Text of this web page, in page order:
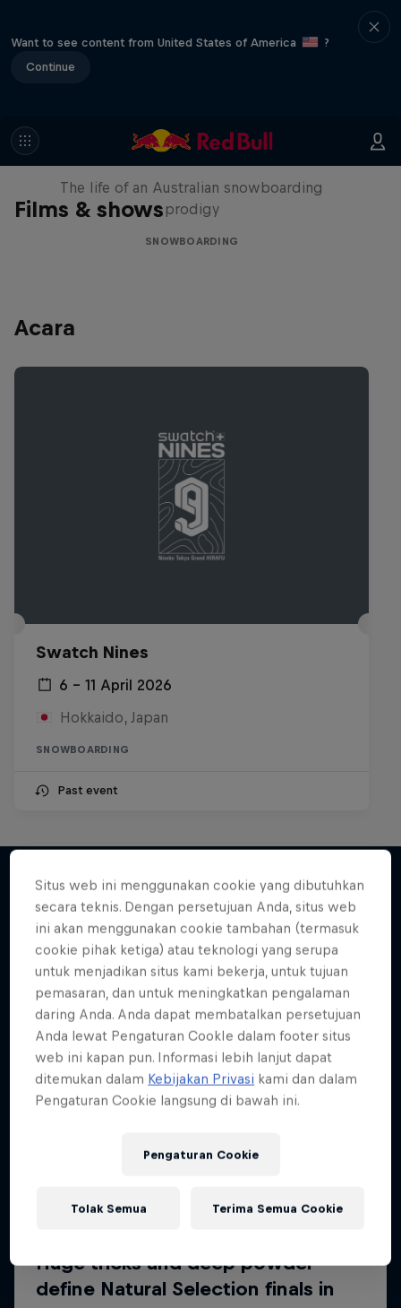
Want to see content from United States of America
?
Continue
Films & shows
Volare: Valentino Guseli
The life of an Australian snowboarding
prodigy
SNOWBOARDING
Acara
Swatch Nines
6 – 11 April 2026
Hokkaido, Japan
SNOWBOARDING
Past event
Lebih banyak seperti ini
Situs web ini menggunakan cookie yang dibutuhkan
secara teknis. Dengan persetujuan Anda, situs web
ini akan menggunakan cookie tambahan (termasuk
cookie pihak ketiga) atau teknologi yang serupa
untuk menjadikan situs kami bekerja, untuk tujuan
pemasaran, dan untuk meningkatkan pengalaman
daring Anda. Anda dapat membatalkan persetujuan
Anda lewat Pengaturan CookIe dalam footer situs
web ini kapan pun. Informasi lebih lanjut dapat
ditemukan dalam Kebijakan Privasi kami dan dalam
Pengaturan Cookie langsung di bawah ini.
Pengaturan Cookie
Tolak Semua Terima Semua Cookie